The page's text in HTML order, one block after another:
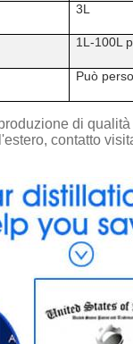
3L
1L-100L
Può
di
contatto